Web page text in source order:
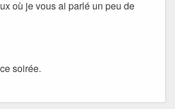
où je vous ai parlé un peu de
soirée.